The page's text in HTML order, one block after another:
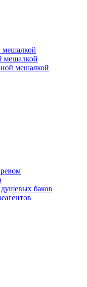
мешалкой
мешалкой
мешалкой
баков